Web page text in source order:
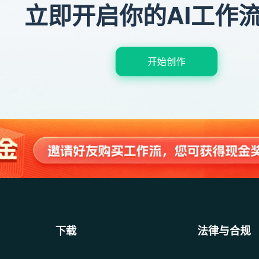
立即开启你的AI工作
开始创作
下载 法律与合规